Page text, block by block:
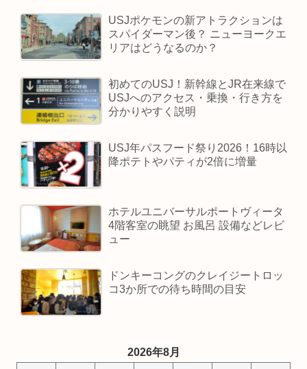
USJポケモンの新アトラクションは
スパイダーマン後？ ニューヨークエ
リアはどうなるのか？
初めてのUSJ！新幹線とJR在来線で
USJへのアクセス・乗換・行き方を
分かりやすく説明
USJ年パスフード祭り2026！16時以
降ポテトやパティが2倍に増量
ホテルユニバーサルポートヴィータ
4階客室の眺望 お風呂 設備などレビ
ュー
ドンキーコングのクレイジートロッ
コ3か所での待ち時間の目安
2026年8月